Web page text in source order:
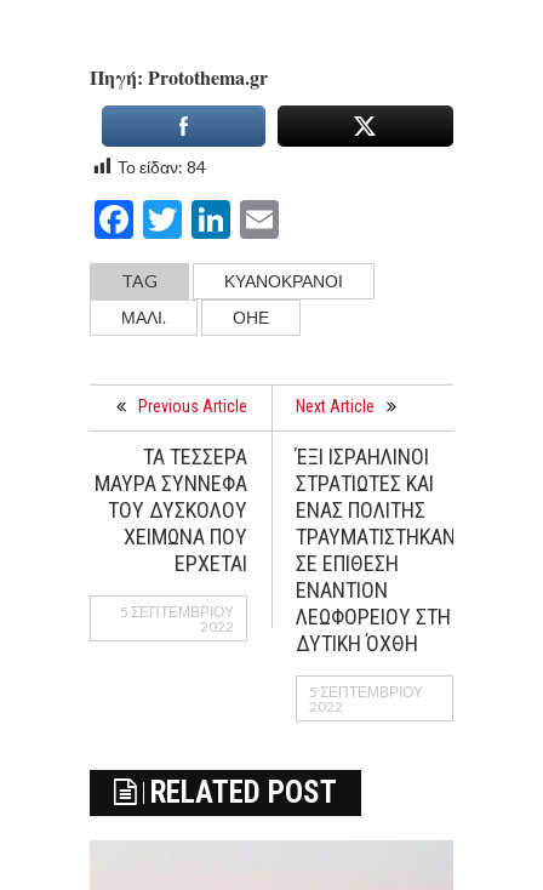
Πηγή: Protothema.gr
Το είδαν: 84
Facebook
TwitterLinkedIn
TAG
ΚΥΑΝΟΚΡΑΝΟΙ
ΜΑΛΙ.
ΟΗΕ
Previous Article
ΤΑ ΤΕΣΣΕΡΑ
ΜΑΥΡΑ ΣΥΝΝΕΦΑ
ΤΟΥ ΔΥΣΚΟΛΟΥ
ΧΕΙΜΩΝΑ ΠΟΥ
ΕΡΧΕΤΑΙ
5 ΣΕΠΤΕΜΒΡΊΟΥ
2022
Next Article
ΈΞΙ ΙΣΡΑΗΛΙΝΟΙ
ΣΤΡΑΤΙΩΤΕΣ ΚΑΙ
ΕΝΑΣ ΠΟΛΙΤΗΣ
ΤΡΑΥΜΑΤΙΣΤΗΚΑΝ
ΣΕ ΕΠΙΘΕΣΗ
ΕΝΑΝΤΙΟΝ
ΛΕΩΦΟΡΕΙΟΥ ΣΤΗ
ΔΥΤΙΚΗ ΌΧΘΗ
5 ΣΕΠΤΕΜΒΡΊΟΥ
2022
RELATED POST